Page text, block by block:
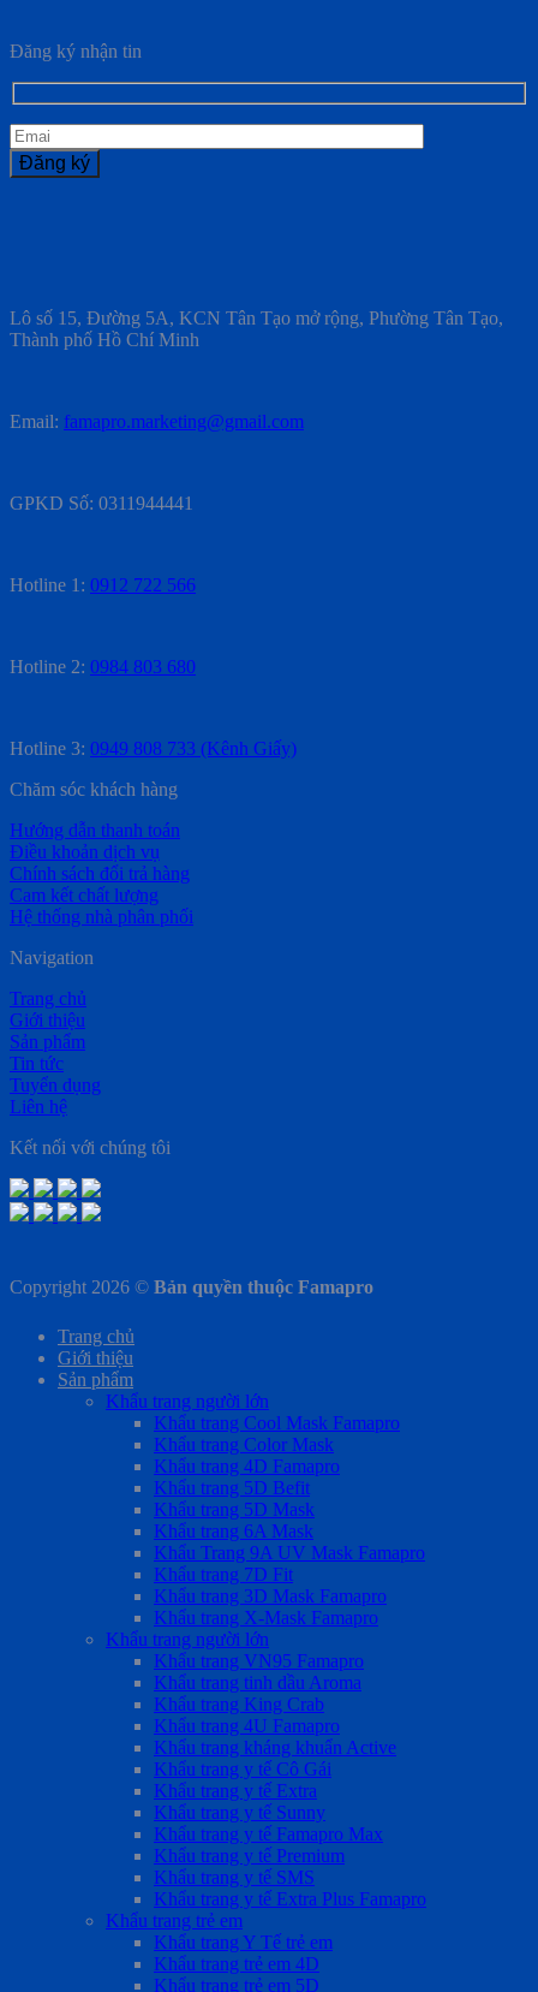
Đăng ký nhận tin
Lô số 15, Đường 5A, KCN Tân Tạo mở rộng, Phường Tân Tạo,
Thành phố Hồ Chí Minh
Email: famapro.marketing@gmail.com
GPKD Số: 0311944441
Hotline 1: 0912 722 566
Hotline 2: 0984 803 680
Hotline 3: 0949 808 733 (Kênh Giấy)
Chăm sóc khách hàng
Hướng dẫn thanh toán
Điều khoản dịch vụ
Chính sách đổi trả hàng
Cam kết chất lượng
Hệ thống nhà phân phối
Navigation
Trang chủ
Giới thiệu
Sản phẩm
Tin tức
Tuyển dụng
Liên hệ
Kết nối với chúng tôi
Copyright 2026 © Bản quyền thuộc Famapro
Trang chủ
Giới thiệu
Sản phẩm
Khẩu trang người lớn
Khẩu trang Cool Mask Famapro
Khẩu trang Color Mask
Khẩu trang 4D Famapro
Khẩu trang 5D Befit
Khẩu trang 5D Mask
Khẩu trang 6A Mask
Khẩu Trang 9A UV Mask Famapro
Khẩu trang 7D Fit
Khẩu trang 3D Mask Famapro
Khẩu trang X-Mask Famapro
Khẩu trang người lớn
Khẩu trang VN95 Famapro
Khẩu trang tinh dầu Aroma
Khẩu trang King Crab
Khẩu trang 4U Famapro
Khẩu trang kháng khuẩn Active
Khẩu trang y tế Cô Gái
Khẩu trang y tế Extra
Khẩu trang y tế Sunny
Khẩu trang y tế Famapro Max
Khẩu trang y tế Premium
Khẩu trang y tế SMS
Khẩu trang y tế Extra Plus Famapro
Khẩu trang trẻ em
Khẩu trang Y Tế trẻ em
Khẩu trang trẻ em 4D
Khẩu trang trẻ em 5D